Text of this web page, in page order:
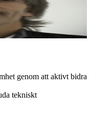
genom att aktivt bidra
tekniskt